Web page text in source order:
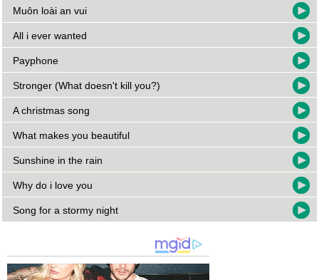
Muôn loài an vui
All i ever wanted
Payphone
Stronger (What doesn't kill you?)
A christmas song
What makes you beautiful
Sunshine in the rain
Why do i love you
Song for a stormy night